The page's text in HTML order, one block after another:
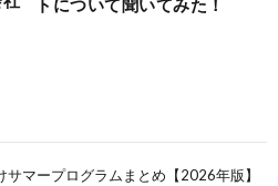
トについて聞いてみた！
サマープログラムまとめ【2026年版】